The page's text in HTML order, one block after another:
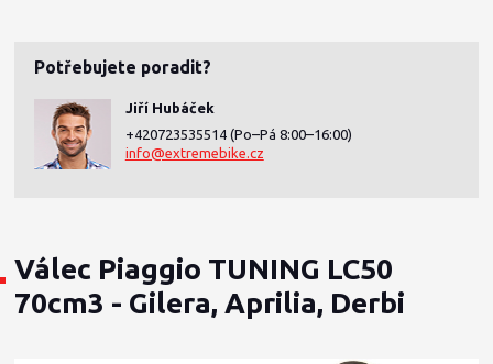
Potřebujete poradit?
Jiří Hubáček
+420723535514 (Po–Pá 8:00–16:00)
info@extremebike.cz
Válec Piaggio TUNING LC50
70cm3 - Gilera, Aprilia, Derbi